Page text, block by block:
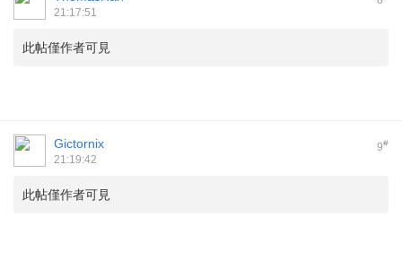
21:17:51
此帖僅作者可見
9#
Gictornix
21:19:42
此帖僅作者可見